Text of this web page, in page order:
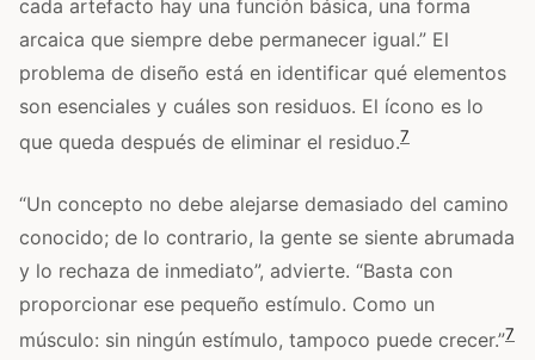
cada artefacto hay una función básica, una forma
arcaica que siempre debe permanecer igual.” El
problema de diseño está en identificar qué elementos
son esenciales y cuáles son residuos. El ícono es lo
que queda después de eliminar el residuo.7
“Un concepto no debe alejarse demasiado del camino
conocido; de lo contrario, la gente se siente abrumada
y lo rechaza de inmediato”, advierte. “Basta con
proporcionar ese pequeño estímulo. Como un
músculo: sin ningún estímulo, tampoco puede crecer.”7